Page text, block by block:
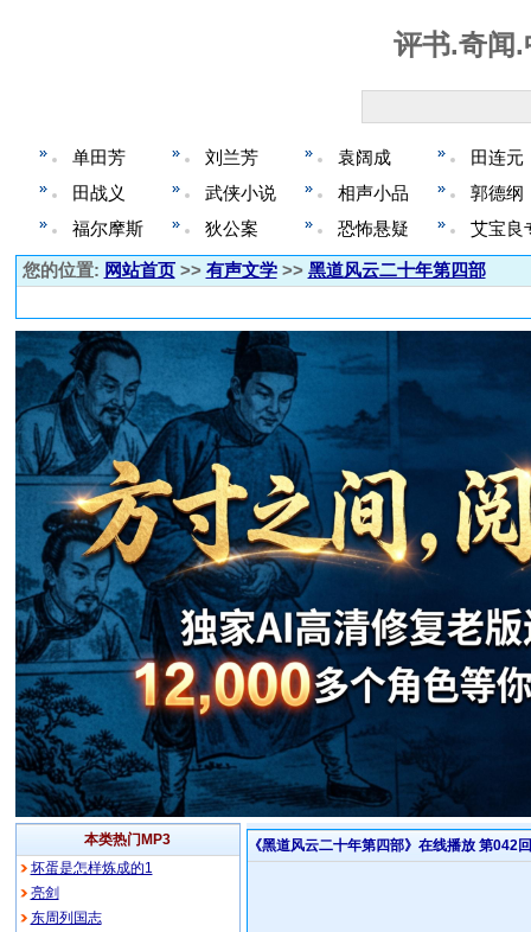
评书.奇闻
单田芳 刘兰芳 袁阔成
田连元
田战义
武侠小说 相声小品
郭德纲
福尔摩斯
狄公案 恐怖悬疑 艾宝良
您的位置: 网站首页>> 有声文学>> 黑道风云二十年第四部
本类热门MP3
坏蛋是怎样炼成的1
亮剑
东周列国志
《黑道风云二十年第四部》在线播放 第042